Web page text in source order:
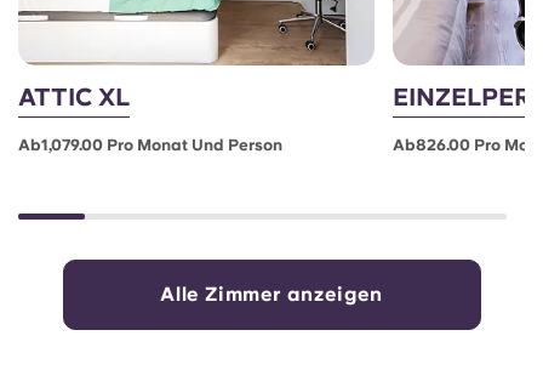
ATTIC XL
Ab1,079.00 Pro Monat Und Person Ab826.00 Pro
Alle Zimmer anzeigen